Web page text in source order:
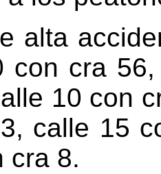
alta
con cra
10 con
calle 15
cra 8.